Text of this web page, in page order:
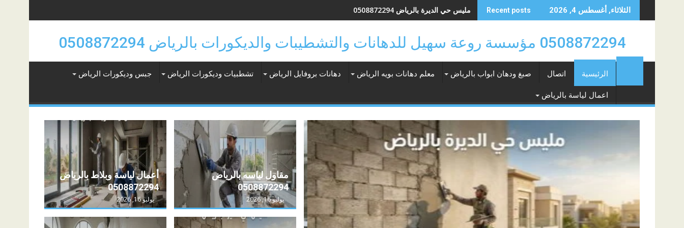
to
الثلاثاء, أغسطس 4, 2026 Recent posts مليس حي الديرة بالرياض 0508872294
0508872294 مؤسسة روعة سهيل للدهانات والتشطيبات والديكورات بالرياض 0508872294
الرئيسية اتصال صبغ ودهان ابواب بالرياض معلم دهانات بويه الرياض دهانات بروفايل الرياض تشطبيات وديكورات الرياض جبس وديكورات الرياض
اعمال لياسة بالرياض
مقاول لياسه بالرياض
0508872294
يوليو 16, 2026
أعمال لياسة وبلاط بالرياض
0508872294
يوليو 16, 2026